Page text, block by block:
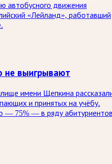
автобусного движения
«Лейланд», работавший
не выигрывают
имени Щепкина
и принятых на учёбу.
— 75% — в ряду